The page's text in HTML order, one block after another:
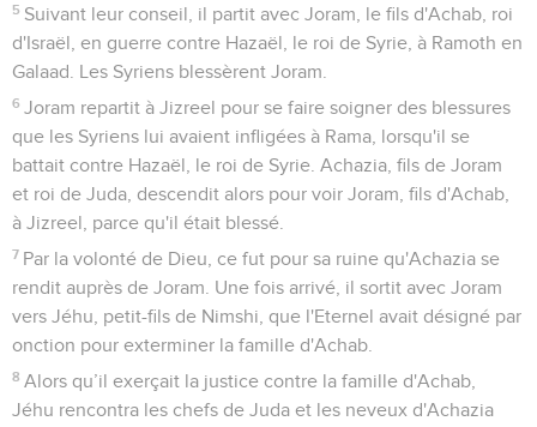
5 Suivant leur conseil, il partit avec Joram, le fils d'Achab, roi
d'Israël, en guerre contre Hazaël, le roi de Syrie, à Ramoth en
Galaad. Les Syriens blessèrent Joram.
6 Joram repartit à Jizreel pour se faire soigner des blessures
que les Syriens lui avaient infligées à Rama, lorsqu'il se
battait contre Hazaël, le roi de Syrie. Achazia, fils de Joram
et roi de Juda, descendit alors pour voir Joram, fils d'Achab,
à Jizreel, parce qu'il était blessé.
7 Par la volonté de Dieu, ce fut pour sa ruine qu'Achazia se
rendit auprès de Joram. Une fois arrivé, il sortit avec Joram
vers Jéhu, petit-fils de Nimshi, que l'Eternel avait désigné par
onction pour exterminer la famille d'Achab.
8 Alors qu’il exerçait la justice contre la famille d'Achab,
Jéhu rencontra les chefs de Juda et les neveux d'Achazia